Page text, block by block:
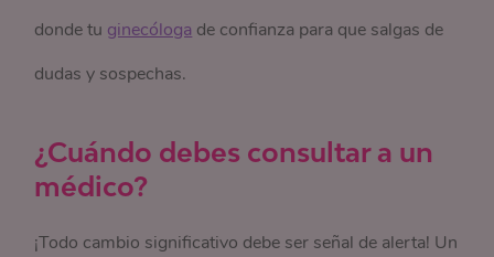
donde tu ginecóloga de confianza para que salgas de
dudas y sospechas.
¿Cuándo debes consultar a un
médico?
¡Todo cambio significativo debe ser señal de alerta! Un